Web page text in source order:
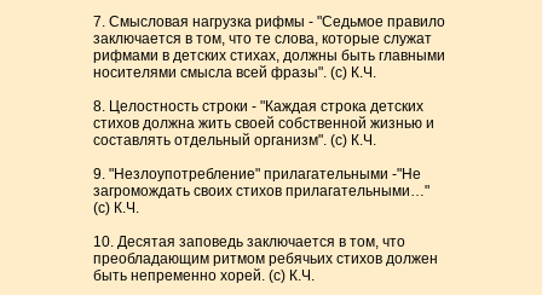
7. Смысловая нагрузка рифмы - "Седьмое правило
заключается в том, что те слова, которые служат
рифмами в детских стихах, должны быть главными
носителями смысла всей фразы". (с) К.Ч.
8. Целостность строки - "Каждая строка детских
стихов должна жить своей собственной жизнью и
составлять отдельный организм". (с) К.Ч.
9. "Незлоупотребление" прилагательными -"Не
загромождать своих стихов прилагательными…"
(с) К.Ч.
10. Десятая заповедь заключается в том, что
преобладающим ритмом ребячьих стихов должен
быть непременно хорей. (с) К.Ч.